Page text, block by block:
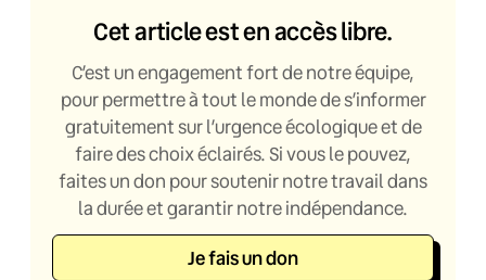
Cet article est en accès libre.
C’est un engagement fort de notre équipe,
pour permettre à tout le monde de s’informer
gratuitement sur l’urgence écologique et de
faire des choix éclairés. Si vous le pouvez,
faites un don pour soutenir notre travail dans
la durée et garantir notre indépendance.
Je fais un don